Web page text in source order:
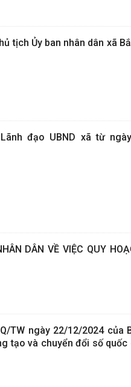
tịch Ủy ban nhân dân xã
đạo UBND xã từ
DÂN VỀ VIỆC QUY
TW ngày 22/12/2024 của
tạo và chuyển đổi số